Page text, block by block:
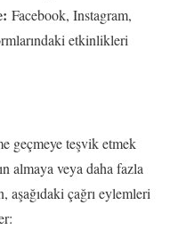
Facebook, Instagram,
etkinlikleri
geçmeye teşvik etmek
almaya veya daha fazla
çağrı eylemleri